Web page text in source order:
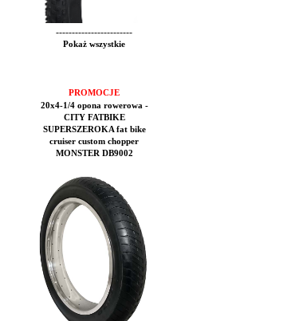
------------------------
Pokaż wszystkie
PROMOCJE
20x4-1/4 opona rowerowa -
CITY FATBIKE
SUPERSZEROKA fat bike
cruiser custom chopper
MONSTER DB9002